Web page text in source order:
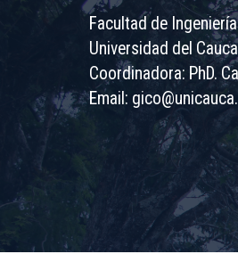
Facultad de
Universidad del
Coordinadora: PhD.
Email: